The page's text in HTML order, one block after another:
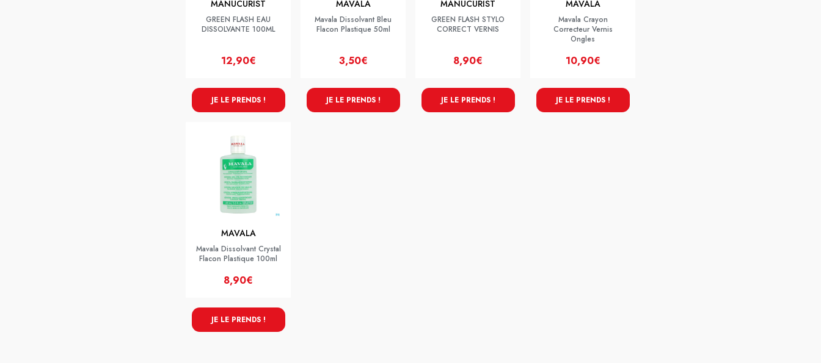
MANUCURIST
GREEN FLASH EAU
DISSOLVANTE 100ML
12,90€
JE LE PRENDS !
MAVALA
Mavala Dissolvant Bleu
Flacon Plastique 50ml
3,50€
JE LE PRENDS !
MANUCURIST
GREEN FLASH STYLO
CORRECT VERNIS
8,90€
JE LE PRENDS !
MAVALA
Mavala Crayon
Correcteur Vernis
Ongles
10,90€
JE LE PRENDS !
MAVALA
Mavala Dissolvant Crystal
Flacon Plastique 100ml
8,90€
JE LE PRENDS !